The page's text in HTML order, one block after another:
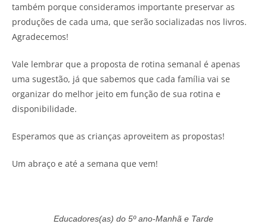
também porque consideramos importante preservar as
produções de cada uma, que serão socializadas nos livros.
Agradecemos!
Vale lembrar que a proposta de rotina semanal é apenas
uma sugestão, já que sabemos que cada família vai se
organizar do melhor jeito em função de sua rotina e
disponibilidade.
Esperamos que as crianças aproveitem as propostas!
Um abraço e até a semana que vem!
Educadores(as) do 5º ano-Manhã e Tarde